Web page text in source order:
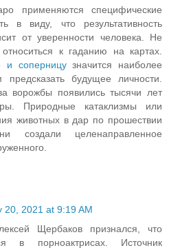
применяются специфические
в виду, что результативность
от уверенности человека. Не
к гаданию на картах.
и соперницузначится наиболее
будущее личности.
ворожбы появились тысячи лет
Природные катаклизмы или
животных в дар по прошествии
создали целенаправленное
20, 2021 at 9:19 AM
Щербаков признался, что
в порноактрисах. Источник